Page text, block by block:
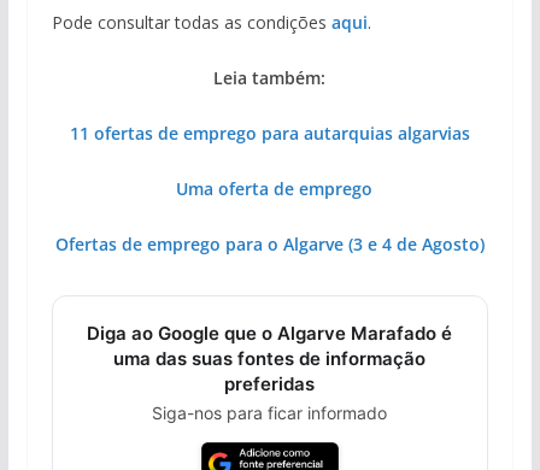
Pode consultar todas as condições aqui.
Leia também:
11 ofertas de emprego para autarquias algarvias
Uma oferta de emprego
Ofertas de emprego para o Algarve (3 e 4 de Agosto)
Diga ao Google que o Algarve Marafado é
uma das suas fontes de informação
preferidas
Siga-nos para ficar informado